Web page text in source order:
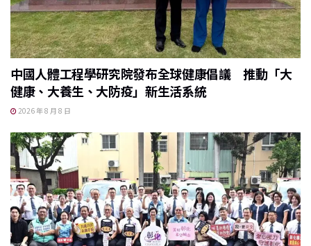
中國人體工程學研究院發布全球健康倡議 推動「大
健康、大養生、大防疫」新生活系統
2026 年 8 月 8 日